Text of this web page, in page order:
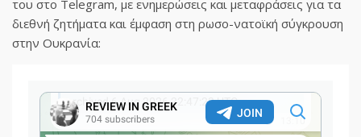
του στο Telegram, με ενημερώσεις και μεταφράσεις για τα
διεθνή ζητήματα και έμφαση στη ρωσο-νατοϊκή σύγκρουση
στην Ουκρανία: